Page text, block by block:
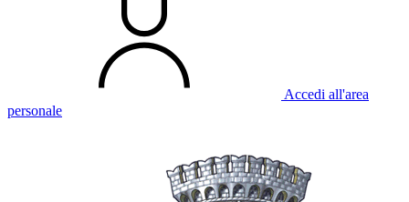
Accedi all'area
personale